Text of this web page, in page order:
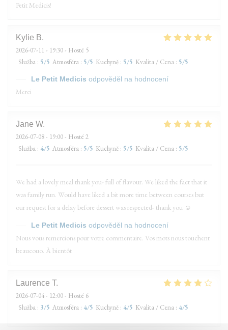
Petit Medicis!
Kylie B
2026-07-11 - 19:30 - Hosté 5
Služba : 5/5 Atmosféra : 5/5 Kuchyně : 5/5 Kvalita / Cena : 5/5
Le Petit Medicis odpověděl na hodnocení
Merci
Jane W
2026-07-08 - 19:00 - Hosté 2
Služba : 4/5 Atmosféra : 5/5 Kuchyně : 5/5 Kvalita / Cena : 5/5
We had a lovely meal thank you- full of flavour. We liked the fact that it
was family run. Would have liked a bit more time between courses but
our request for a delay before dessert was respected- thank you ☺️
Le Petit Medicis odpověděl na hodnocení
Nous vous remercions pour votre commentaire. Vos mots nous touchent
beaucouo. À bientôt
Laurence T
2026-07-04 - 12:00 - Hosté 6
Služba : 3/5 Atmosféra : 4/5 Kuchyně : 4/5 Kvalita / Cena : 4/5